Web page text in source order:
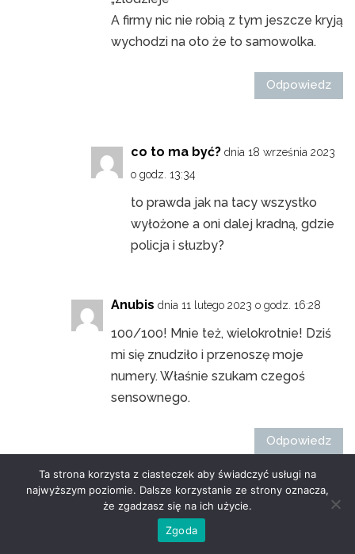
A firmy nic nie robią z tym jeszcze kryją
wychodzi na oto że to samowolka.
Odpowiedz
co to ma być? dnia 18 września 2023
o godz. 13:34
to prawda jak na tacy wszystko
wyłożone a oni dalej kradną, gdzie
policja i słuzby?
Anubis dnia 11 lutego 2023 o godz. 16:28
100/100! Mnie też, wielokrotnie! Dziś
mi się znudziło i przenoszę moje
numery. Właśnie szukam czegoś
sensownego.
Odpowiedz
Bolek i społka dnia 18 września 2023 o
Ta strona korzysta z ciasteczek aby świadczyć usługi na
najwyższym poziomie. Dalsze korzystanie ze strony oznacza,
że zgadzasz się na ich użycie.
Zgoda